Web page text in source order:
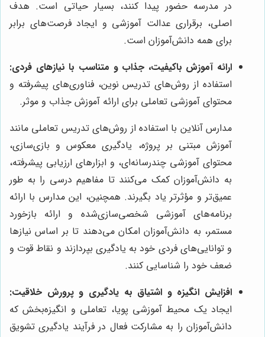
در مدرسه حضور پیدا کنند، بسیار حیاتی است. هدف
اصلی، برقراری عدالت آموزشی و ایجاد فرصت‌های برابر
برای همه دانش‌آموزان است.
ارائه آموزش باکیفیت، جذاب و متناسب با نیازهای فردی:
استفاده از روش‌های تدریس نوین، فناوری‌های پیشرفته و
محتوای آموزشی تعاملی برای ارائه آموزش جذاب و موثر.
مدارس آنلاین با استفاده از روش‌های تدریس تعاملی مانند
آموزش مبتنی بر پروژه، یادگیری معکوس و بازی‌سازی،
محتوای آموزشی چندرسانه‌ای، و ابزارهای ارزیابی پیشرفته،
به دانش‌آموزان کمک می‌کنند تا مفاهیم درسی را به طور
عمیق‌تر و مؤثرتر یاد بگیرند. همچنین، این مدارس با ارائه
برنامه‌های آموزشی شخصی‌سازی‌شده و ارائه بازخورد
مستمر، به دانش‌آموزان امکان می‌دهند تا بر اساس نیازها
و توانایی‌های فردی خود به یادگیری بپردازند و نقاط قوت و
ضعف خود را شناسایی کنند.
افزایش انگیزه و اشتیاق به یادگیری و پرورش خلاقیت:
ایجاد یک محیط آموزشی پویا، تعاملی و انگیزه‌بخش که
دانش‌آموزان را به مشارکت فعال در فرآیند یادگیری تشویق